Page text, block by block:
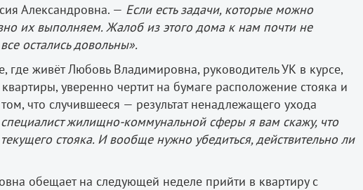
Александровна. — Если есть задачи, которые можно
их выполняем. Жалоб из этого дома к нам почти не
остались довольны».
где живёт Любовь Владимировна, руководитель УК в курсе,
уверенно чертит на бумаге расположение стояка и
что случившееся — результат ненадлежащего ухода
жилищно-коммунальной сферы я вам скажу, что
стояка. И вообще нужно убедиться, действительно ли
обещает на следующей неделе прийти в квартиру с